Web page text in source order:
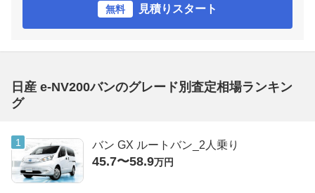
無料 見積りスタート
日産 e-NV200バンのグレード別査定相場ランキン
グ
バン GX ルートバン_2人乗り
45.7〜58.9万円